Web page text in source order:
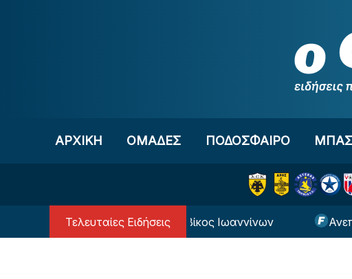
ΑΡΧΙΚΗ OΜΑΔΕΣ ΠΟΔΟΣΦΑΙΡΟ
Τελευταίες Ειδήσεις
τον Γιάννη Αγραβάνη ο Βίκος Ιωαννίνων Ανεπίσημο